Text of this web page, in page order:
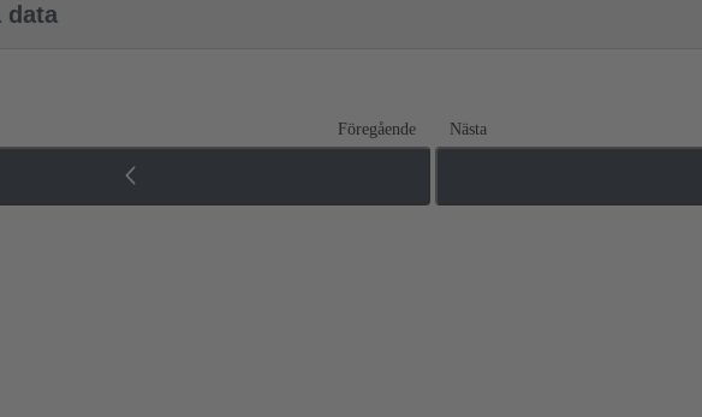
data
Föregående Nästa